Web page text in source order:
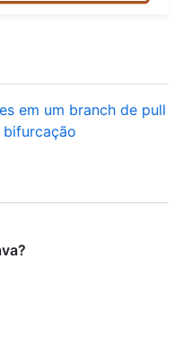
em um branch de pull